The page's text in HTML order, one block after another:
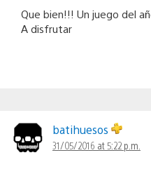
Que bien!!! Un juego del
A disfrutar
batihuesos
31/05/2016 at 5:22 p.m.